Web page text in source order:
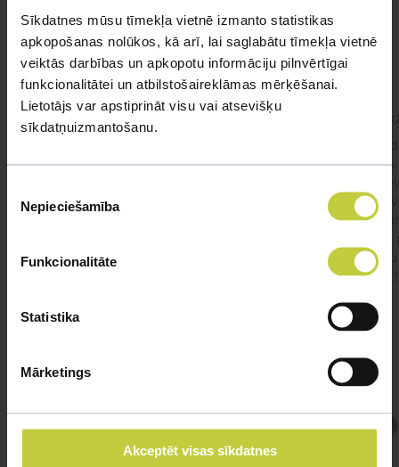
Sīkdatnes mūsu tīmekļa vietnē izmanto statistikas
apkopošanas nolūkos, kā arī, lai saglabātu tīmekļa vietnē
veiktās darbības un apkopotu informāciju pilnvērtīgai
funkcionalitātei un atbilstošaireklāmas mērķēšanai.
Lietotājs var apstiprināt visu vai atsevišķu
sīkdatņuizmantošanu.
izvēle
Nepieciešamība
Funkcionalitāte
Statistika
Mārketings
Akceptēt visas sīkdatnes
UZDOT JAUTĀJUMU
kaķis apēdis plēvi
garnelēm kārbiņās apakšā.Kādas sekas varētu
būtu